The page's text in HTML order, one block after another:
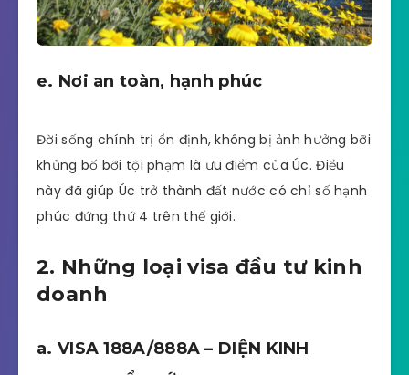
e. Nơi an toàn, hạnh phúc
Đời sống chính trị ổn định, không bị ảnh hưởng bỡi
khủng bố bỡi tội phạm là ưu điểm của Úc. Điều
này đã giúp Úc trở thành đất nước có chỉ số hạnh
phúc đứng thứ 4 trên thế giới.
2. Những loại visa đầu tư kinh
doanh
a. VISA 188A/888A – DIỆN KINH